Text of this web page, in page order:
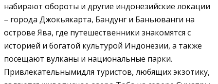
набирают обороты и другие индонезийские локации
– города Джокьякарта, Бандунг и Баньюванги на
острове Ява, где путешественники знакомятся с
историей и богатой культурой Индонезии, а также
посещают вулканы и национальные парки.
Привлекательнымидля туристов, любящих экзотику,